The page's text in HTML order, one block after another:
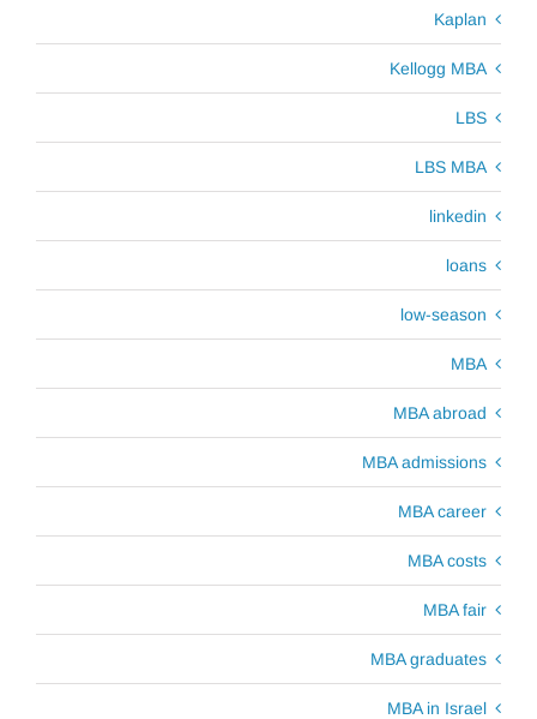
Kaplan
Kellogg MBA
LBS
LBS MBA
linkedin
loans
low-season
MBA
MBA abroad
MBA admissions
MBA career
MBA costs
MBA fair
MBA graduates
MBA in Israel